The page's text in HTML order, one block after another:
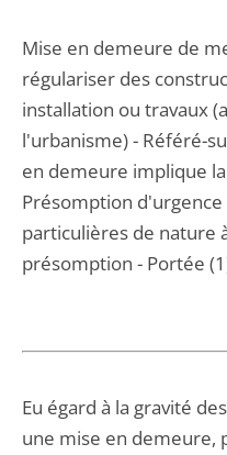
Mise en demeure de
régulariser des
installation ou travaux
l'urbanisme) - Référé-
en demeure implique
Présomption d'urgence
particulières de nature
présomption - Portée
Eu égard à la gravité
une mise en demeure,